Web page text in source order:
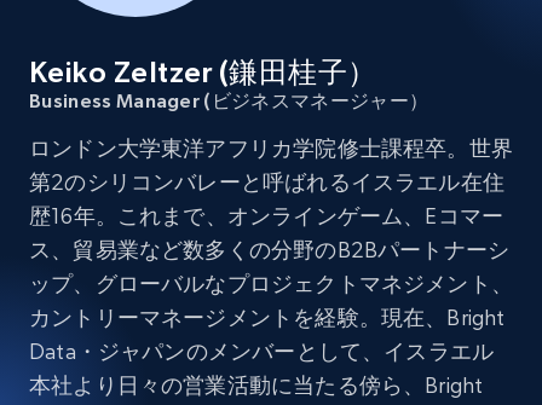
Keiko Zeltzer (鎌田桂子）
Business Manager (ビジネスマネージャー）
ロンドン大学東洋アフリカ学院修士課程卒。世界
第2のシリコンバレーと呼ばれるイスラエル在住
歴16年。これまで、オンラインゲーム、Eコマー
ス、貿易業など数多くの分野のB2Bパートナーシ
ップ、グローバルなプロジェクトマネジメント、
カントリーマネージメントを経験。現在、Bright
Data・ジャパンのメンバーとして、イスラエル
本社より日々の営業活動に当たる傍ら、Bright